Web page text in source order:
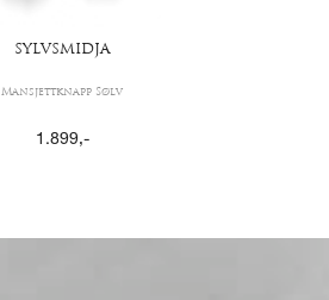
SYLVSMIDJA
Mansjettknapp Sølv
1.899,-